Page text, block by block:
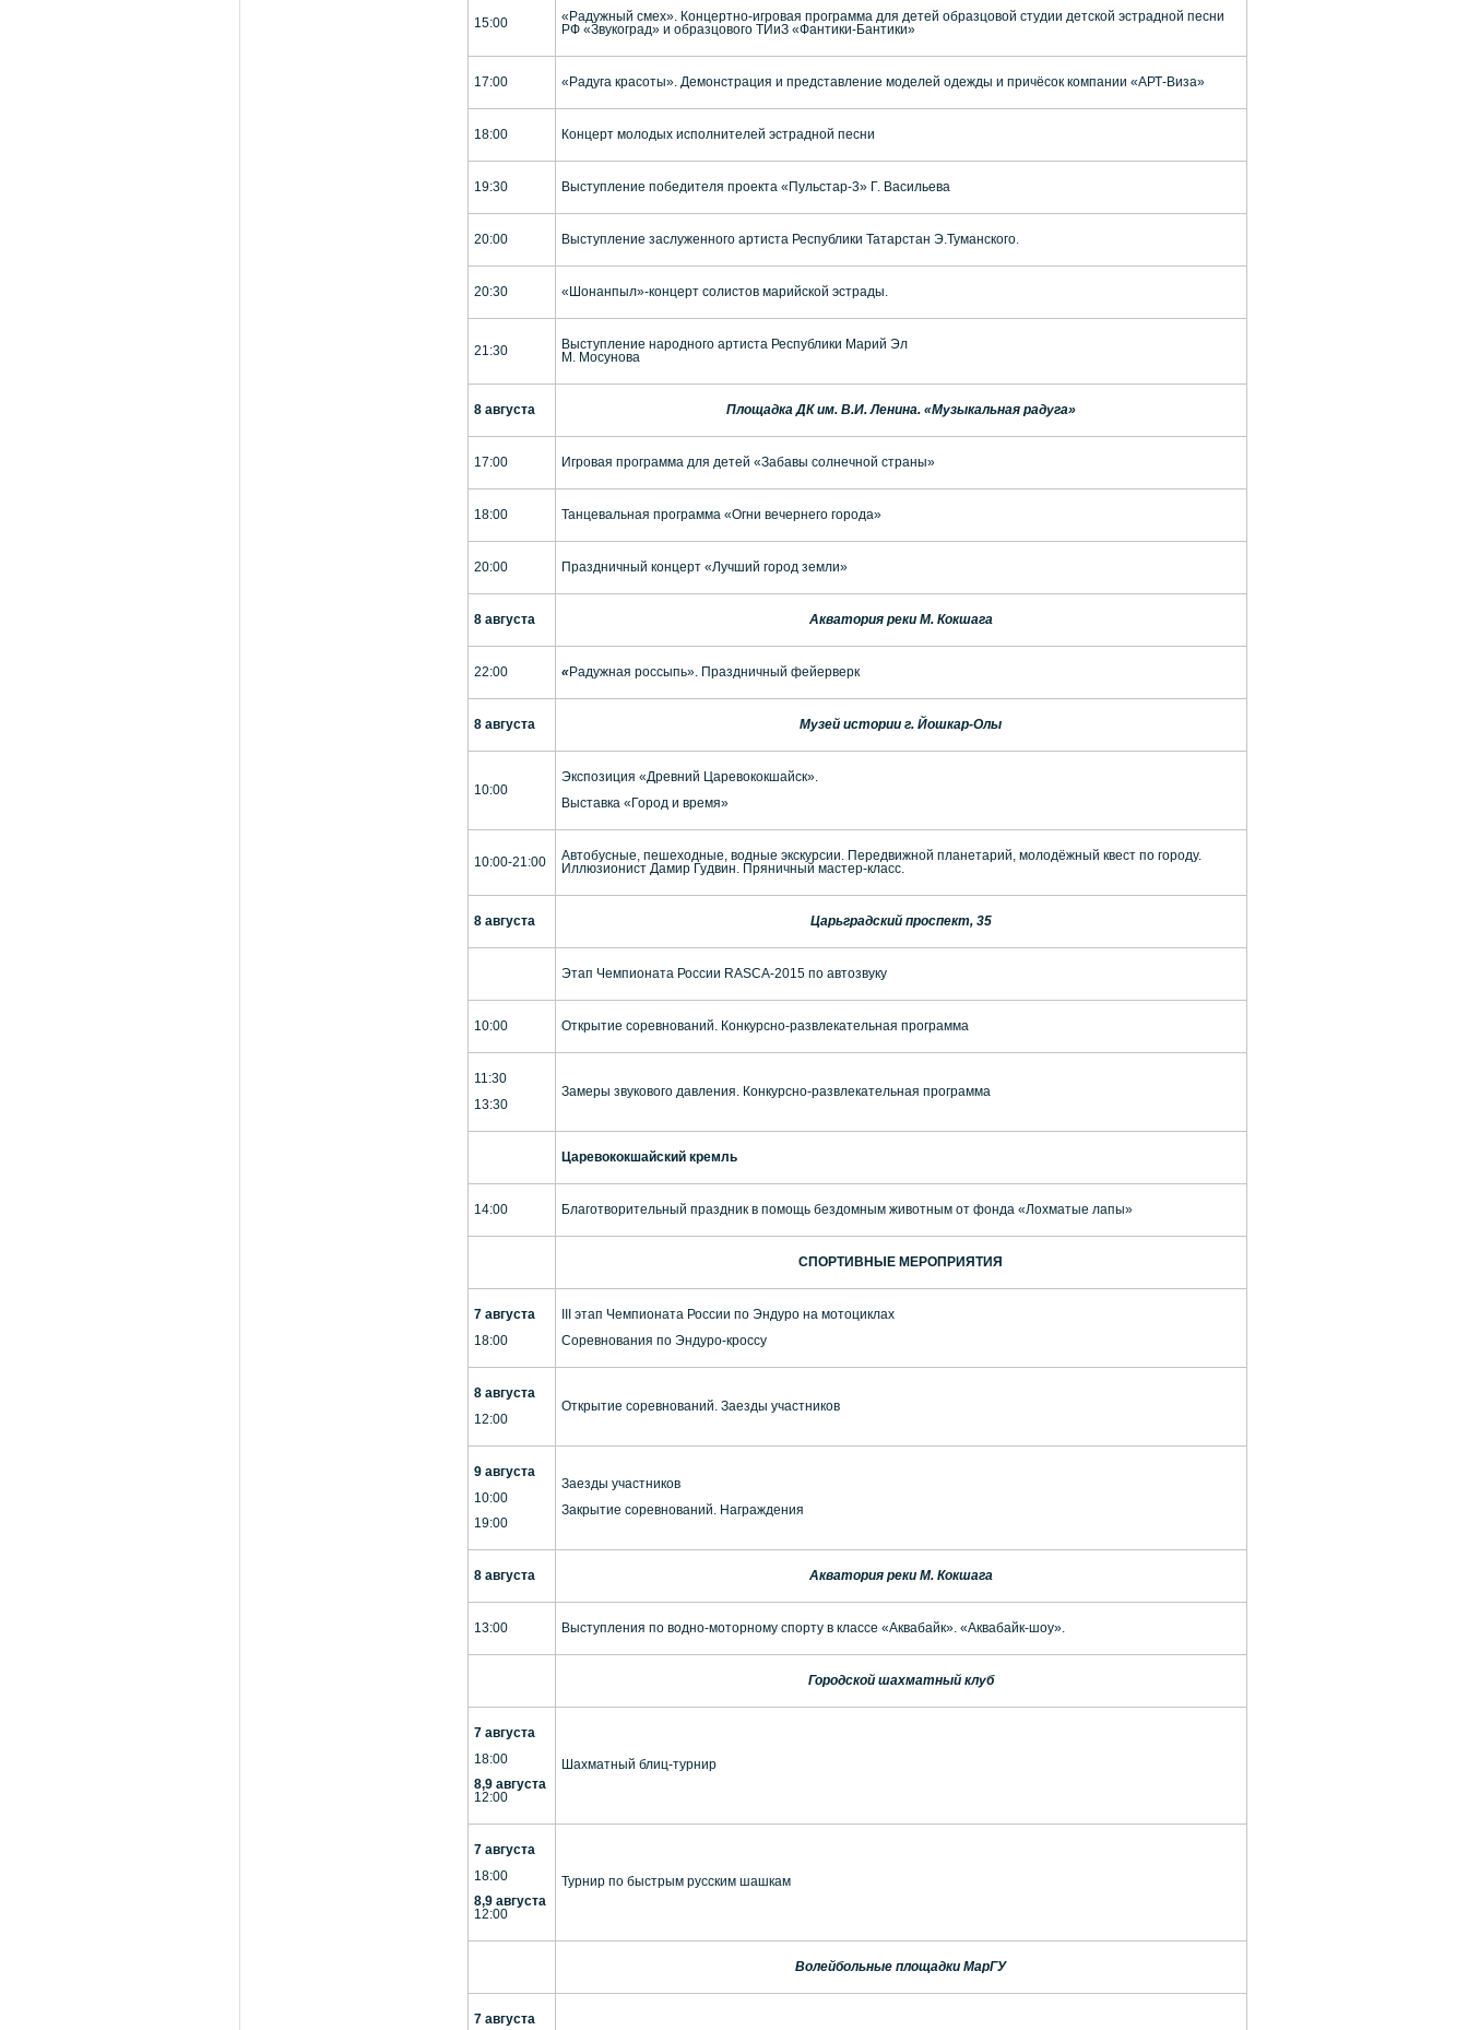
15:00
«Радужный смех». Концертно-игровая программа для детей образцовой студии детской эстрадной песни
РФ «Звукоград» и образцового ТИиЗ «Фантики-Бантики»
17:00 «Радуга красоты». Демонстрация и представление моделей одежды и причёсок компании «АРТ-Виза»
18:00 Концерт молодых исполнителей эстрадной песни
19:30 Выступление победителя проекта «Пульстар-3» Г. Васильева
20:00 Выступление заслуженного артиста Республики Татарстан Э.Туманского.
20:30 «Шонанпыл»-концерт солистов марийской эстрады.
21:30
Выступление народного артиста Республики Марий Эл
М. Мосунова
8 августа Площадка ДК им. В.И. Ленина. «Музыкальная радуга»
17:00 Игровая программа для детей «Забавы солнечной страны»
18:00 Танцевальная программа «Огни вечернего города»
20:00 Праздничный концерт «Лучший город земли»
8 августа Акватория реки М. Кокшага
22:00 «Радужная россыпь». Праздничный фейерверк
8 августа Музей истории г. Йошкар-Олы
10:00
Экспозиция «Древний Царевококшайск».
Выставка «Город и время»
10:00-21:00
Автобусные, пешеходные, водные экскурсии. Передвижной планетарий, молодёжный квест по городу.
Иллюзионист Дамир Гудвин. Пряничный мастер-класс.
8 августа Царьградский проспект, 35
Этап Чемпионата России RASCA-2015 по автозвуку
10:00 Открытие соревнований. Конкурсно-развлекательная программа
11:30
13:30
Замеры звукового давления. Конкурсно-развлекательная программа
Царевококшайский кремль
14:00 Благотворительный праздник в помощь бездомным животным от фонда «Лохматые лапы»
СПОРТИВНЫЕ МЕРОПРИЯТИЯ
7 августа
18:00
III этап Чемпионата России по Эндуро на мотоциклах
Соревнования по Эндуро-кроссу
8 августа
12:00
Открытие соревнований. Заезды участников
9 августа
10:00
19:00
Заезды участников
Закрытие соревнований. Награждения
8 августа Акватория реки М. Кокшага
13:00 Выступления по водно-моторному спорту в классе «Аквабайк». «Аквабайк-шоу».
Городской шахматный клуб
7 августа
18:00
8,9 августа
12:00
Шахматный блиц-турнир
7 августа
18:00
8,9 августа
12:00
Турнир по быстрым русским шашкам
Волейбольные площадки МарГУ
7 августа